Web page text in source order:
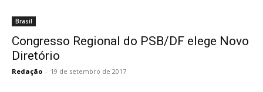
Brasil
Congresso Regional do PSB/DF elege Novo
Diretório
Redação - 19 de setembro de 2017